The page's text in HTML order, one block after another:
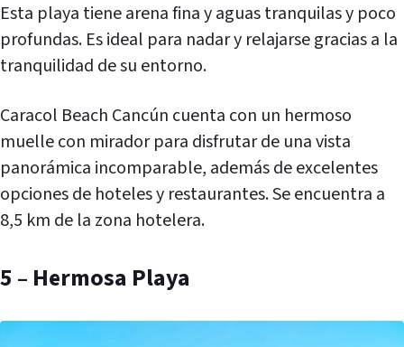
Esta playa tiene arena fina y aguas tranquilas y poco
profundas. Es ideal para nadar y relajarse gracias a la
tranquilidad de su entorno.
Caracol Beach Cancún cuenta con un hermoso
muelle con mirador para disfrutar de una vista
panorámica incomparable, además de excelentes
opciones de hoteles y restaurantes. Se encuentra a
8,5 km de la zona hotelera.
5 – Hermosa Playa